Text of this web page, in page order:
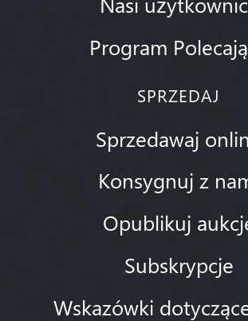
Program
SPRZEDAJ
Sprzedawaj
Konsygnuj z
Opublikuj
Subskrypcje
Wskazówki